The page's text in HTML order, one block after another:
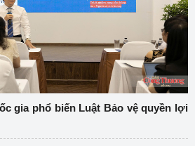
gia phổ biến Luật Bảo vệ quyền lợi